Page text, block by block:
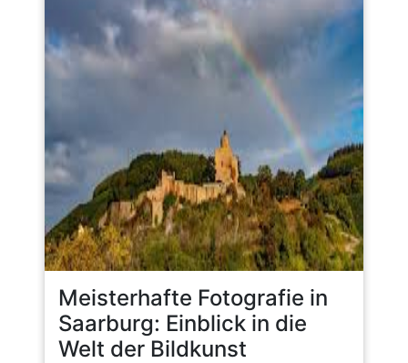
Meisterhafte Fotografie in
Saarburg: Einblick in die
Welt der Bildkunst